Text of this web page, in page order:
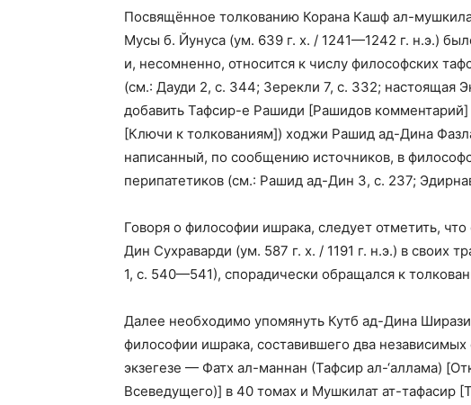
Посвящённое толкованию Корана Кашф ал-
Мусы б. Йунуса (ум. 639 г. х. / 1241—1242 г. н.э.)
и, несомненно, относится к числу философских
(см.: Дауди 2, с. 344; Зерекли 7, с. 332; настоящая
добавить Тафсир-е Рашиди [Рашидов
[Ключи к толкованиям]) ходжи Рашид ад-Дина
написанный, по сообщению источников, в
перипатетиков (см.: Рашид ад-Дин 3, с. 237;
Говоря о философии ишрака, следует отметить,
Дин Сухраварди (ум. 587 г. х. / 1191 г. н.э.) в своих
1, с. 540—541), спорадически обращался к
Далее необходимо упомянуть Кутб ад-Дина Ширази
философии ишрака, составившего два
экзегезе — Фатх ал-маннан (Тафсир ал-‘аллама)
Всеведущего)] в 40 томах и Мушкилат ат-тафасир